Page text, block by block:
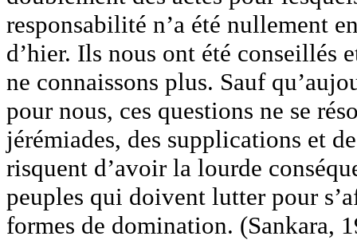
responsabilité n’a été nullement
d’hier. Ils nous ont été conseillés
ne connaissons plus. Sauf
pour nous, ces questions ne se
jérémiades, des supplications et
risquent d’avoir la lourde
peuples qui doivent lutter pour
formes de domination. (Sankara,